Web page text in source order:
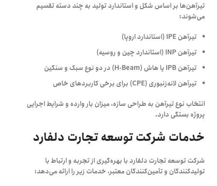
تیرآهن‌ها بر اساس شکل و استاندارد تولید به چند دسته تقسیم
می‌شوند:
تیرآهن IPE
(استاندارد اروپا)
تیرآهن INP
(استاندارد چین و روسیه)
تیرآهن IPB یا هاش (H-Beam)
در دو نوع سبک و سنگین
تیرآهن لانه‌زنبوری (CPE) برای برخی کاربردهای خاص
انتخاب نوع تیرآهن به طراحی سازه، میزان بار وارده و شرایط اجرایی
پروژه بستگی دارد.
خدمات شرکت توسعه تجارت دلفارد
شرکت توسعه تجارت دلفاردبا بهره‌گیری از تجربه و ارتباط با
تولیدکنندگان و تأمین‌کنندگان معتبر، خدمات زیر را ارائه می‌دهد: